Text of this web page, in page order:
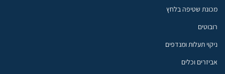
מכונת שטיפה בלחץ
רובוטים
ניקוי תעלות ומנדפים
אביזרים וכלים